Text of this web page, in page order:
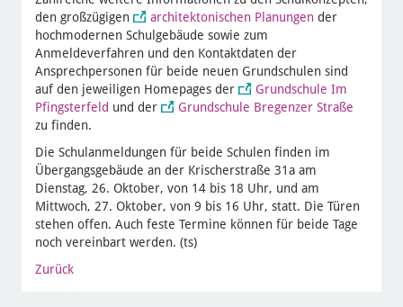
den großzügigen
architektonischen Planungender
hochmodernen Schulgebäude sowie zum
Anmeldeverfahren und den Kontaktdaten der
Ansprechpersonen für beide neuen Grundschulen sind
auf den jeweiligen Homepages der
Grundschule Im
Pfingsterfeld und der
Grundschule Bregenzer Straße
zu finden.
Die Schulanmeldungen für beide Schulen finden im
Übergangsgebäude an der Krischerstraße 31a am
Dienstag, 26. Oktober, von 14 bis 18 Uhr, und am
Mittwoch, 27. Oktober, von 9 bis 16 Uhr, statt. Die Türen
stehen offen. Auch feste Termine können für beide Tage
noch vereinbart werden. (ts)
Zurück